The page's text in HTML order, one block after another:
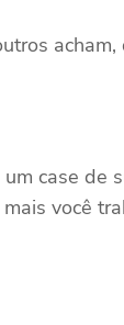
case de
você